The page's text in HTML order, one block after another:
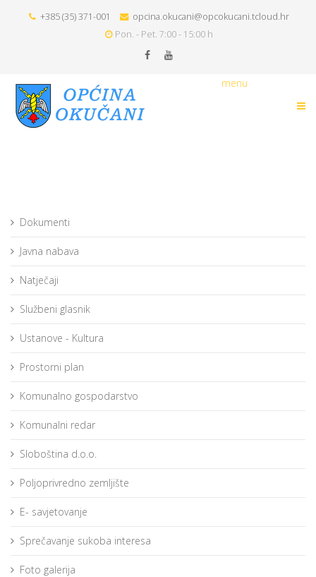
+385 (35) 371-001
opcina.okucani@opcokucani.tcloud.hr
Pon. - Pet. 7:00 - 15:00 h
menu
Dokumenti
Javna nabava
Natječaji
Službeni glasnik
Ustanove - Kultura
Prostorni plan
Komunalno gospodarstvo
Komunalni redar
Sloboština d.o.o.
Poljoprivredno zemljište
E- savjetovanje
Sprečavanje sukoba interesa
Foto galerija